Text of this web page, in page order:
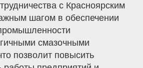
с Красноярским
шагом в обеспечении
смазочными
позволит повысить